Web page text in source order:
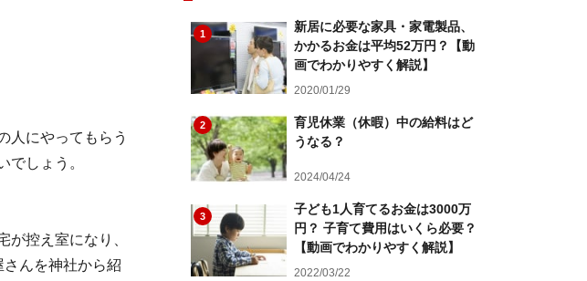
人にやってもらう
でしょう。
控え室になり、
んを神社から紹
1
新居に必要な家具・家電製品、
かかるお金は平均52万円？【動
画でわかりやすく解説】
2020/01/29
2
育児休業（休暇）中の給料はど
うなる？
2024/04/24
3
子ども1人育てるお金は3000万
円？ 子育て費用はいくら必要？
【動画でわかりやすく解説】
2022/03/22